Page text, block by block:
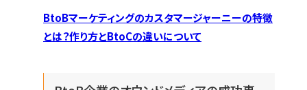
BtoBマーケティングのカスタマージャーニーの特徴
とは？作り方とBtoCの違いについて